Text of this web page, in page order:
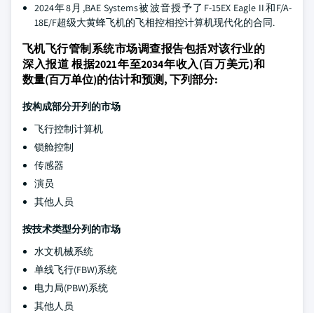
2024年8月,BAE Systems被波音授予了F-15EX Eagle II和F/A-
18E/F超级大黄蜂飞机的飞相控相控计算机现代化的合同.
飞机飞行管制系统市场调查报告包括对该行业的
深入报道 根据2021年至2034年收入(百万美元)和
数量(百万单位)的估计和预测, 下列部分:
按构成部分开列的市场
飞行控制计算机
锁舱控制
传感器
演员
其他人员
按技术类型分列的市场
水文机械系统
单线飞行(FBW)系统
电力局(PBW)系统
其他人员